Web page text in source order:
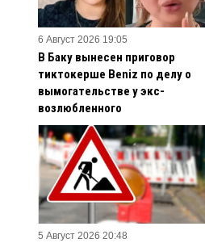
6 Август 2026 19:05
В Баку вынесен приговор
тиктокерше Beniz по делу о
вымогательстве у экс-
возлюбленного
5 Август 2026 20:48